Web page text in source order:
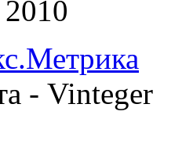
- Vinteger